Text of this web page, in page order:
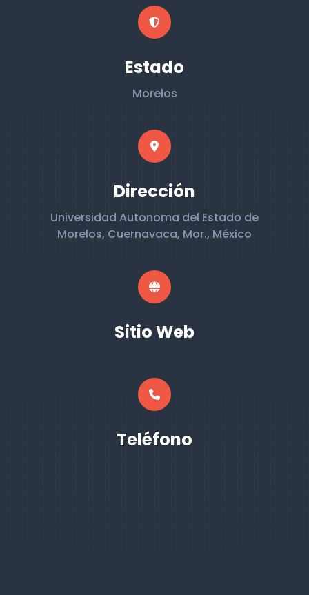
Estado
Morelos
Dirección
Universidad Autonoma del Estado de
Morelos, Cuernavaca, Mor., México
Sitio Web
Teléfono